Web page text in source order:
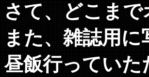
さて、どこま
また、雑誌用
昼飯行ってい